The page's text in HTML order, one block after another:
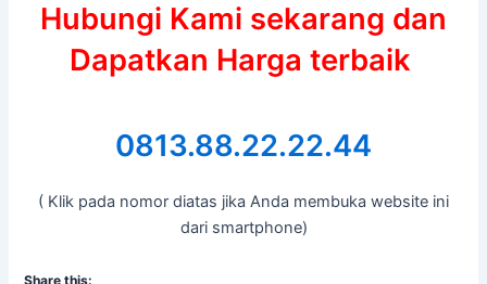
Hubungi Kami sekarang dan
Dapatkan Harga terbaik
0813.88.22.22.44
( Klik pada nomor diatas jika Anda membuka website ini
dari smartphone)
Share this: